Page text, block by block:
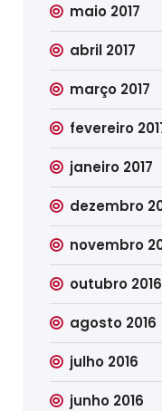
maio 2017
abril 2017
março 2017
fevereiro
janeiro 2017
dezembro
novembro
outubro 2016
agosto 2016
julho 2016
junho 2016